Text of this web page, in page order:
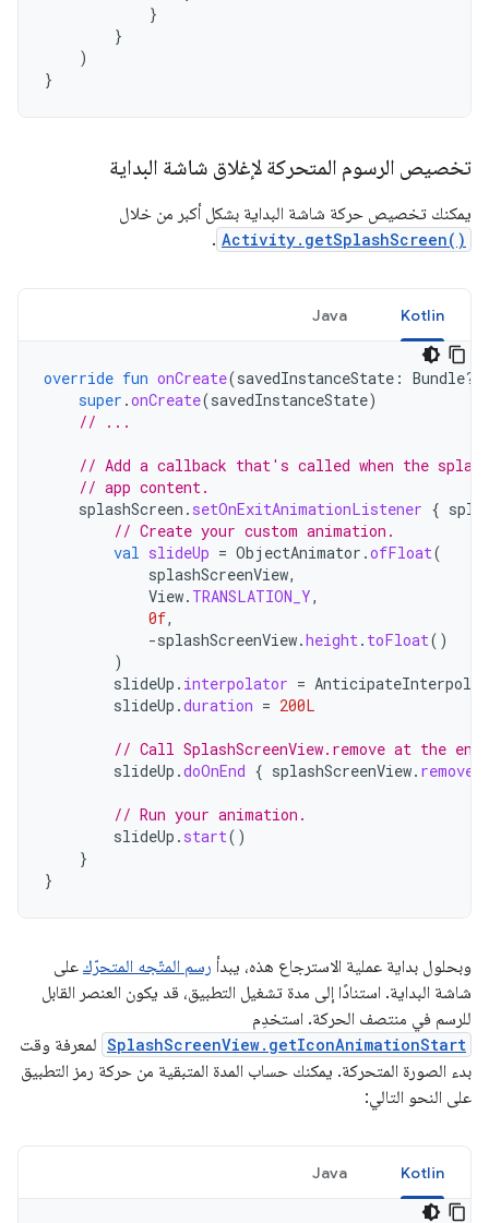
}
}
)
}
تخصيص الرسوم المتحركة لإغلاق شاشة البداية
يمكنك تخصيص حركة شاشة البداية بشكل أكبر من خلال
Activity.getSplashScreen()
.
Kotlin
Java
override fun onCreate(savedInstanceState : Bundle?)
super .onCreate(savedInstanceState)
// ...
// Add a callback that's called when the
// app content.
splashScreen . setOnExitAnimationListener {
// Create your custom animation.
val slideUp = ObjectAnimator .ofFloat(
splashScreenView,
View. TRANSLATION_Y,
0f,
-splashScreenView.height. toFloat()
)
slideUp . interpolator =
slideUp .duration = 200L
// Call SplashScreenView.remove at the
slideUp .doOnEnd { splashScreenView. remove
// Run your animation.
slideUp . start()
}
}
وبحلول بداية عملية الاسترجاع هذه، يبدأ رسم المتّجه المتحرّك على
شاشة البداية. استنادًا إلى مدة تشغيل التطبيق، قد يكون العنصر القابل
للرسم في منتصف الحركة. استخدِم
SplashScreenView.getIconAnimationStart لمعرفة وقت
بدء الصورة المتحركة. يمكنك حساب المدة المتبقية من حركة رمز التطبيق
على النحو التالي:
Kotlin
Java